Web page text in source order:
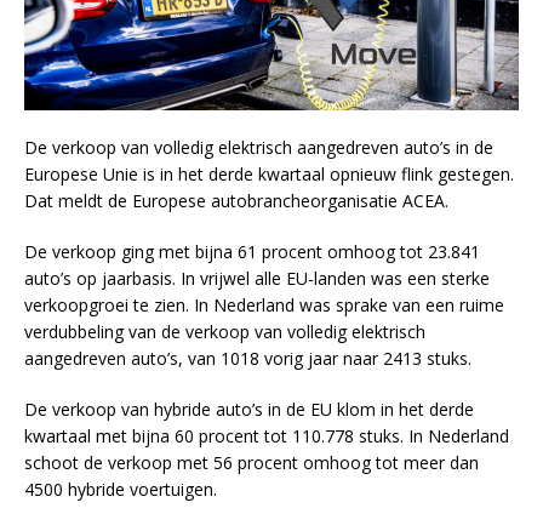
De verkoop van volledig elektrisch aangedreven auto’s in de
Europese Unie is in het derde kwartaal opnieuw flink gestegen.
Dat meldt de Europese autobrancheorganisatie ACEA.
De verkoop ging met bijna 61 procent omhoog tot 23.841
auto’s op jaarbasis. In vrijwel alle EU-landen was een sterke
verkoopgroei te zien. In Nederland was sprake van een ruime
verdubbeling van de verkoop van volledig elektrisch
aangedreven auto’s, van 1018 vorig jaar naar 2413 stuks.
De verkoop van hybride auto’s in de EU klom in het derde
kwartaal met bijna 60 procent tot 110.778 stuks. In Nederland
schoot de verkoop met 56 procent omhoog tot meer dan
4500 hybride voertuigen.